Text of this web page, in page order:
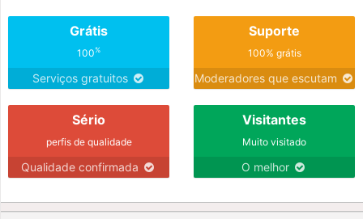
Grátis
100%
Serviços gratuitos
Suporte
100% grátis
Moderadores que escutam
Sério
perfis de qualidade
Qualidade confirmada
Visitantes
Muito visitado
O melhor